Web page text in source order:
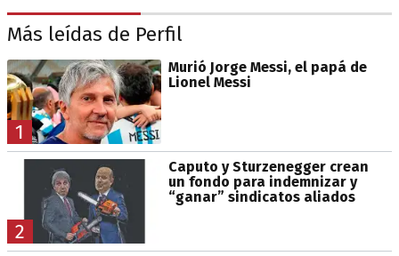
Más leídas de Perfil
1
Murió Jorge Messi, el papá de
Lionel Messi
2
Caputo y Sturzenegger crean
un fondo para indemnizar y
“ganar” sindicatos aliados